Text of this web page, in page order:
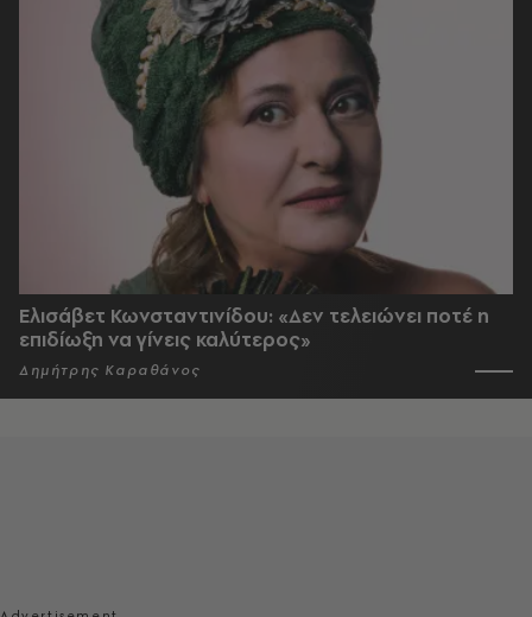
Ελισάβετ Κωνσταντινίδου: «Δεν τελειώνει ποτέ η
επιδίωξη να γίνεις καλύτερος»
Δημήτρης Καραθάνος